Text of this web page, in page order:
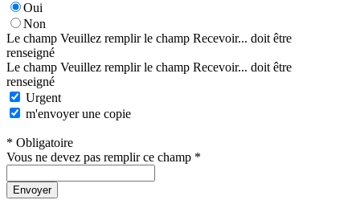
Oui
Non
Le champ Veuillez remplir le champ Recevoir... doit être
renseigné
Le champ Veuillez remplir le champ Recevoir... doit être
renseigné
Urgent
m'envoyer une copie
* Obligatoire
Vous ne devez pas remplir ce champ *
Envoyer